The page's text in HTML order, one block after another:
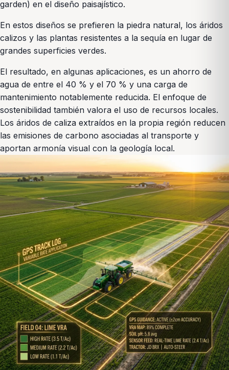
garden) en el diseño paisajístico.
En estos diseños se prefieren la piedra natural, los áridos
calizos y las plantas resistentes a la sequía en lugar de
grandes superficies verdes.
El resultado, en algunas aplicaciones, es un ahorro de
agua de entre el 40 % y el 70 % y una carga de
mantenimiento notablemente reducida. El enfoque de
sostenibilidad también valora el uso de recursos locales.
Los áridos de caliza extraídos en la propia región reducen
las emisiones de carbono asociadas al transporte y
aportan armonía visual con la geología local.